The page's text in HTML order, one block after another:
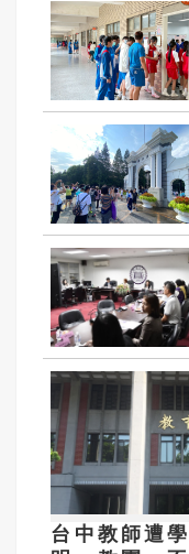
台中教師遭